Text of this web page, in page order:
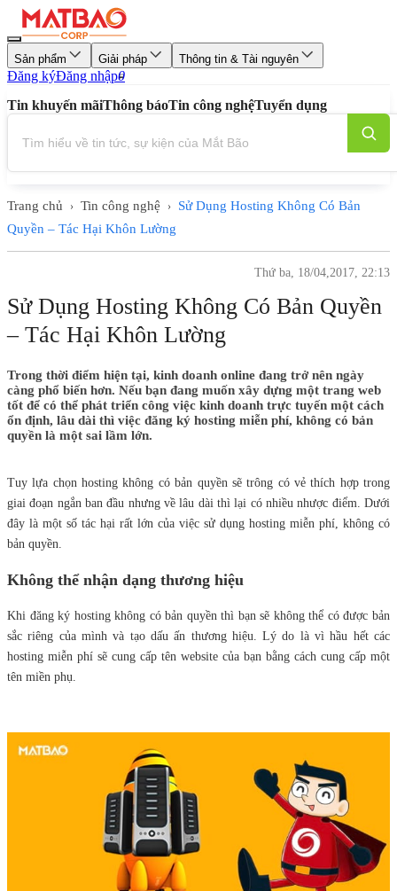
Sản phẩm Giải pháp Thông tin & Tài nguyên
Đăng kýĐăng nhập0
Tin khuyến mãiThông báoTin công nghệTuyển dụng
Trang chủ › Tin công nghệ ›
Sử Dụng Hosting Không Có Bản
Quyền – Tác Hại Khôn Lường
Thứ ba, 18/04,2017, 22:13
Sử Dụng Hosting Không Có Bản Quyền
– Tác Hại Khôn Lường
Trong thời điểm hiện tại, kinh doanh online đang trở nên ngày
càng phổ biến hơn. Nếu bạn đang muốn xây dựng một trang web
tốt để có thể phát triển công việc kinh doanh trực tuyến một cách
ổn định, lâu dài thì việc đăng ký hosting miễn phí, không có bản
quyền là một sai lầm lớn.
Tuy lựa chọn hosting không có bản quyền sẽ trông có vẻ thích hợp trong
giai đoạn ngắn ban đầu nhưng về lâu dài thì lại có nhiều nhược điểm. Dưới
đây là một số tác hại rất lớn của việc sử dụng hosting miễn phí, không có
bản quyền.
Không thể nhận dạng thương hiệu
Khi đăng ký hosting không có bản quyền thì bạn sẽ không thể có được bản
sắc riêng của mình và tạo dấu ấn thương hiệu. Lý do là vì hầu hết các
hosting miễn phí sẽ cung cấp tên website của bạn bằng cách cung cấp một
tên miền phụ.